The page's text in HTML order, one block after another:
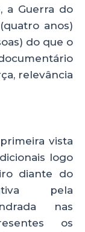
a Guerra do
anos)
do que o
relevância
vista
logo
diante do
pela
nas
os